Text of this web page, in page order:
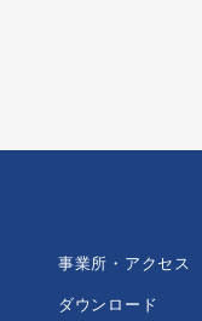
事業所・アクセス
ダウンロード